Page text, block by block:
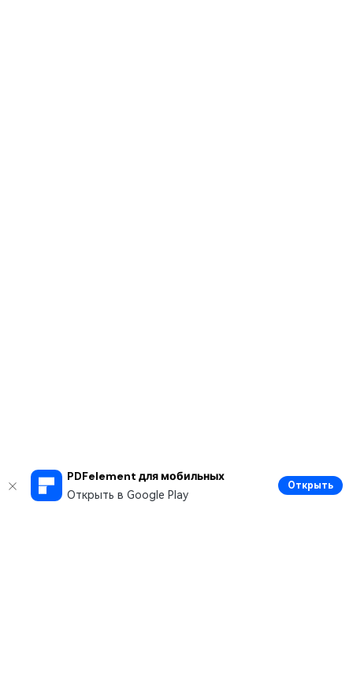
PDFelement для мобильных
Открыть в Google Play
Открыть